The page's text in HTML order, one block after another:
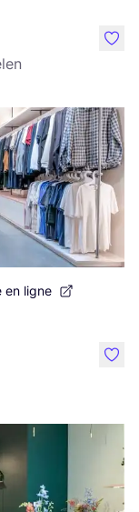
en ligne
like
like